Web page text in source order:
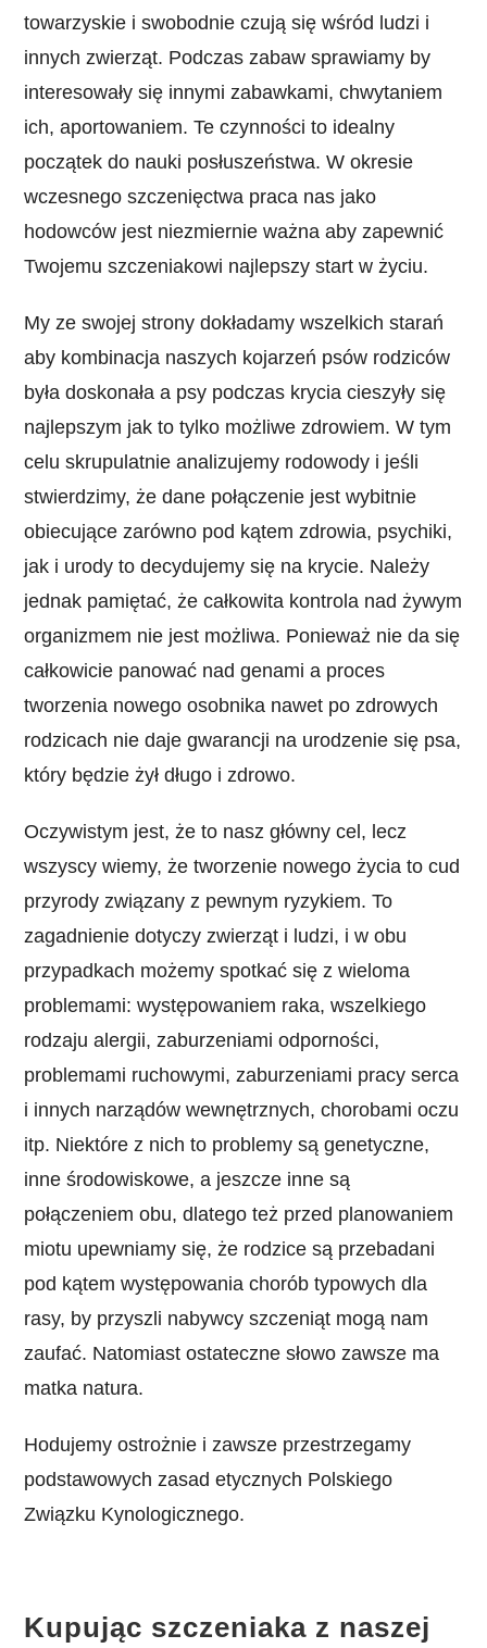
towarzyskie i swobodnie czują się wśród ludzi i
innych zwierząt. Podczas zabaw sprawiamy by
interesowały się innymi zabawkami, chwytaniem
ich, aportowaniem. Te czynności to idealny
początek do nauki posłuszeństwa. W okresie
wczesnego szczenięctwa praca nas jako
hodowców jest niezmiernie ważna aby zapewnić
Twojemu szczeniakowi najlepszy start w życiu.
My ze swojej strony dokładamy wszelkich starań
aby kombinacja naszych kojarzeń psów rodziców
była doskonała a psy podczas krycia cieszyły się
najlepszym jak to tylko możliwe zdrowiem. W tym
celu skrupulatnie analizujemy rodowody i jeśli
stwierdzimy, że dane połączenie jest wybitnie
obiecujące zarówno pod kątem zdrowia, psychiki,
jak i urody to decydujemy się na krycie. Należy
jednak pamiętać, że całkowita kontrola nad żywym
organizmem nie jest możliwa. Ponieważ nie da się
całkowicie panować nad genami a proces
tworzenia nowego osobnika nawet po zdrowych
rodzicach nie daje gwarancji na urodzenie się psa,
który będzie żył długo i zdrowo.
Oczywistym jest, że to nasz główny cel, lecz
wszyscy wiemy, że tworzenie nowego życia to cud
przyrody związany z pewnym ryzykiem. To
zagadnienie dotyczy zwierząt i ludzi, i w obu
przypadkach możemy spotkać się z wieloma
problemami: występowaniem raka, wszelkiego
rodzaju alergii, zaburzeniami odporności,
problemami ruchowymi, zaburzeniami pracy serca
i innych narządów wewnętrznych, chorobami oczu
itp. Niektóre z nich to problemy są genetyczne,
inne środowiskowe, a jeszcze inne są
połączeniem obu, dlatego też przed planowaniem
miotu upewniamy się, że rodzice są przebadani
pod kątem występowania chorób typowych dla
rasy, by przyszli nabywcy szczeniąt mogą nam
zaufać. Natomiast ostateczne słowo zawsze ma
matka natura.
Hodujemy ostrożnie i zawsze przestrzegamy
podstawowych zasad etycznych Polskiego
Związku Kynologicznego.
Kupując szczeniaka z naszej